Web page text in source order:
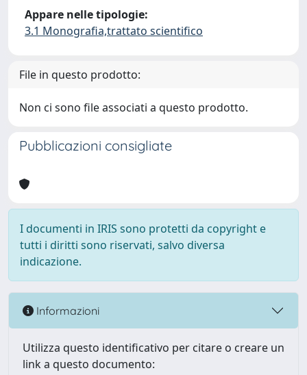
Appare nelle tipologie:
3.1 Monografia,trattato scientifico
File in questo prodotto:
Non ci sono file associati a questo prodotto.
Pubblicazioni consigliate
I documenti in IRIS sono protetti da copyright e
tutti i diritti sono riservati, salvo diversa
indicazione.
Informazioni
Utilizza questo identificativo per citare o creare un
link a questo documento: